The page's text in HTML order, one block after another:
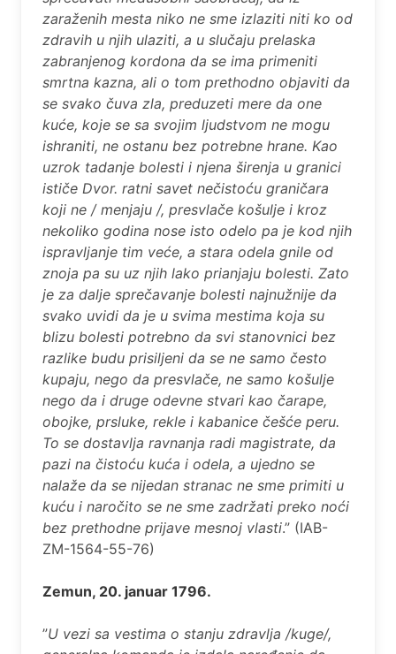
zaraženih mesta niko ne sme izlaziti niti ko od
zdravih u njih ulaziti, a u slučaju prelaska
zabranjenog kordona da se ima primeniti
smrtna kazna, ali o tom prethodno objaviti da
se svako čuva zla, preduzeti mere da one
kuće, koje se sa svojim ljudstvom ne mogu
ishraniti, ne ostanu bez potrebne hrane. Kao
uzrok tadanje bolesti i njena širenja u granici
ističe Dvor. ratni savet nečistoću graničara
koji ne / menjaju /, presvlače košulje i kroz
nekoliko godina nose isto odelo pa je kod njih
ispravljanje tim veće, a stara odela gnile od
znoja pa su uz njih lako prianjaju bolesti. Zato
je za dalje sprečavanje bolesti najnužnije da
svako uvidi da je u svima mestima koja su
blizu bolesti potrebno da svi stanovnici bez
razlike budu prisiljeni da se ne samo često
kupaju, nego da presvlače, ne samo košulje
nego da i druge odevne stvari kao čarape,
obojke, prsluke, rekle i kabanice češće peru.
To se dostavlja ravnanja radi magistrate, da
pazi na čistoću kuća i odela, a ujedno se
nalaže da se nijedan stranac ne sme primiti u
kuću i naročito se ne sme zadržati preko noći
bez prethodne prijave mesnoj vlasti.” (IAB-
ZM-1564-55-76)
Zemun, 20. januar 1796.
”U vezi sa vestima o stanju zdravlja /kuge/,